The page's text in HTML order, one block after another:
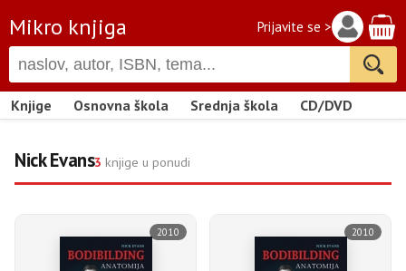
Mikro knjiga Prijavite se >
Knjige Osnovna škola Srednja škola CD/DVD
Nick Evans3 knjige u ponudi
2010 2010